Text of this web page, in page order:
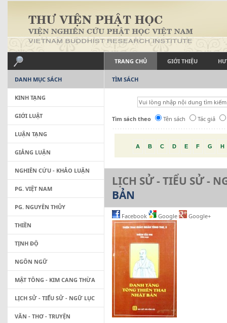
TRANG CHỦ GIỚI THIỆU
TÌM SÁCH
Tìm sách theo Tên sách Tác giả
A B C D E F G H
LỊCH SỬ - TIỂU SỬ -
BẢN
Facebook Google Google+
DANH MỤC SÁCH
KINH TẠNG
GIỚI LUẬT
LUẬN TẠNG
GIẢNG LUẬN
NGHIÊN CỨU - KHẢO LUẬN
PG. VIỆT NAM
PG. NGUYÊN THỦY
THIỀN
TỊNH ĐỘ
NGÔN NGỮ
MẬT TÔNG - KIM CANG THỪA
LỊCH SỬ - TIỂU SỬ - NGỮ LỤC
VĂN - THƠ - TRUYỆN